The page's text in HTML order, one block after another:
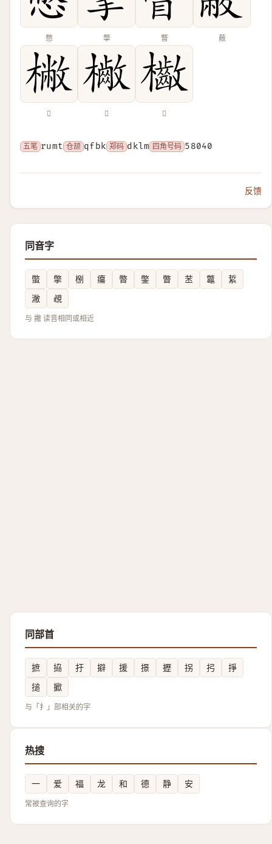
憋 撆 瞥 蔽
𣘮 𣟷 𣡁
五笔 rumt 仓颉 qfbk 郑码 dklm 四角号码 58040
反馈
同音字
蟞 撆 㭭 癟 暼 鐅 瞥 苤 龞
䋢
潎
覕
与 撇 读音相同或相近
同部首
摭 拹 扜 擗 援 撔 攊 拐 㧈
掙
搥
擨
与「扌」部相关的字
热搜
一 爱 福 龙 和 德 静 安
常被查询的字